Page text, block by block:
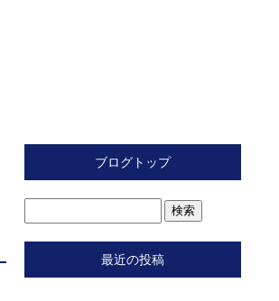
ブログトップ
最近の投稿